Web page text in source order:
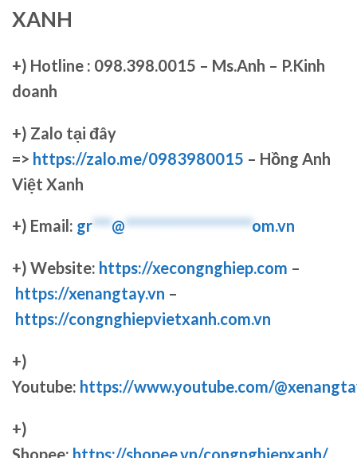
XANH
+) Hotline : 098.398.0015 – Ms.Anh – P.Kinh
doanh
+) Zalo tại đây
=> https://zalo.me/0983980015 – Hồng Anh
Việt Xanh
+) Email: gr***@********************om.vn
+) Website: https://xecongnghiep.com –
https://xenangtay.vn –
https://congnghiepvietxanh.com.vn
+)
Youtube: https://www.youtube.com/
+)
Shopee: https://shopee.vn/congnghiepxanh/